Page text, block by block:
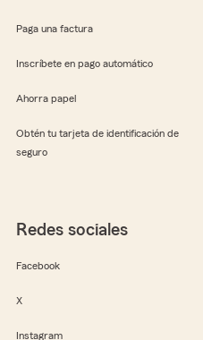
Paga una factura
Inscríbete en pago automático
Ahorra papel
Obtén tu tarjeta de identificación de
seguro
Redes sociales
Facebook
X
Instagram